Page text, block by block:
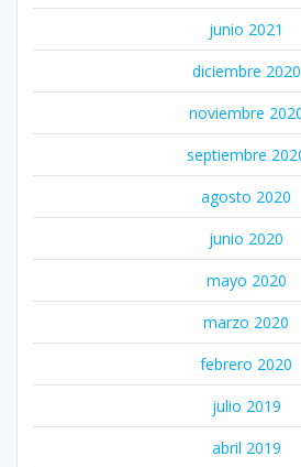
junio 2021
diciembre 2020
noviembre
septiembre
agosto 2020
junio 2020
mayo 2020
marzo 2020
febrero 2020
julio 2019
abril 2019